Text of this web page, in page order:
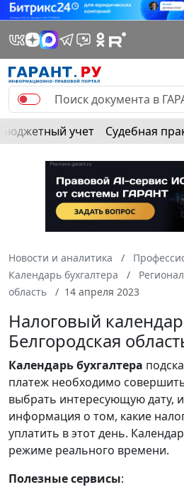
Бюджетный учет Судебная
Новости и аналитика
Календарь бухгалтера
область
14 апреля 2023
Налоговый
Белгородская
Календарьбухгалтера
платеж необходимо
выбрать интересующую дату,
информация о том, какие
уплатить в этот день.
режиме реального времени.
Полезные сервисы: